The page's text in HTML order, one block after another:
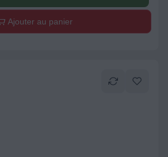
Ajouter au panier